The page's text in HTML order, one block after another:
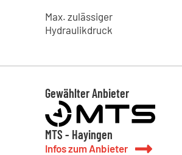
Max. zulässiger
Hydraulikdruck
Gewählter Anbieter
MTS - Hayingen
Infos zum Anbieter